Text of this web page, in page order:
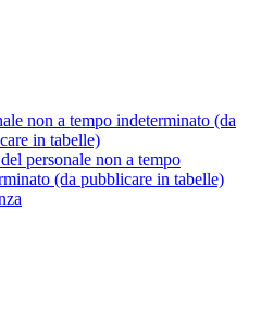
non a tempo indeterminato (da
in tabelle)
personale non a tempo
(da pubblicare in tabelle)